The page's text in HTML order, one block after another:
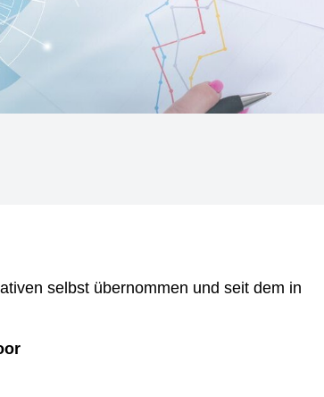
selbst übernommen und seit dem in